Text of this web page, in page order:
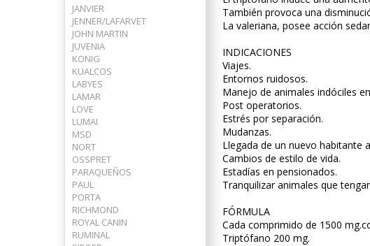
JANVIER
JENNER/LAFARVET
JOHN MARTIN
JUVENIA
KONIG
KUALCOS
LABYES
LAMAR
LOVE
LUMAI
MSD
NORT
OSSPRET
PARAQUEÑOS
PAUL
PORTA
RICHMOND
ROYAL CANIN
RUMINAL
También provoca una
La valeriana, posee acción
INDICACIONES
Viajes.
Entornos ruidosos.
Manejo de animales indóciles
Post operatorios.
Estrés por separación.
Mudanzas.
Llegada de un nuevo habitante
Cambios de estilo de vida.
Estadías en pensionados.
Tranquilizar animales que
FÓRMULA
Cada comprimido de 1500
Triptófano 200 mg.